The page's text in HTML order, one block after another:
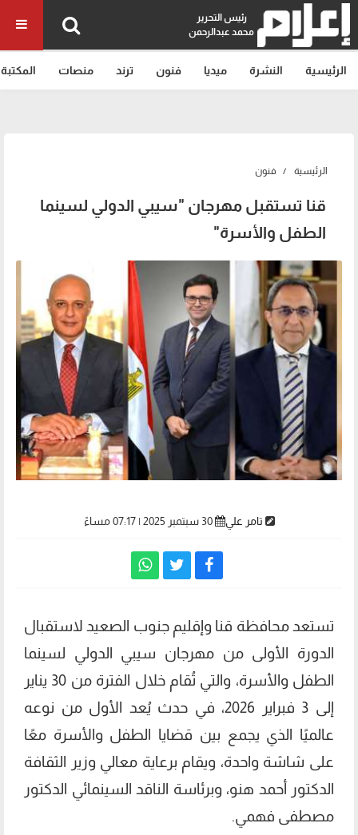
رئيس التحرير
محمد عبدالرحمن
الرئيسية النشرة ميديا فنون ترند منصات المكتبة
الرئيسية فنون
قنا تستقبل مهرجان "سيبي الدولي لسينما
الطفل والأسرة"
تامر علي 30 سبتمبر 2025 | 07:17 مساءً
تستعد محافظة قنا وإقليم جنوب الصعيد لاستقبال
الدورة الأولى من مهرجان سيبي الدولي لسينما
الطفل والأسرة، والتي تُقام خلال الفترة من 30 يناير
إلى 3 فبراير 2026، في حدث يُعد الأول من نوعه
عالميًا الذي يجمع بين قضايا الطفل والأسرة معًا
على شاشة واحدة، ويقام برعاية معالي وزير الثقافة
الدكتور أحمد هنو، وبرئاسة الناقد السينمائي الدكتور
مصطفى فهمي.